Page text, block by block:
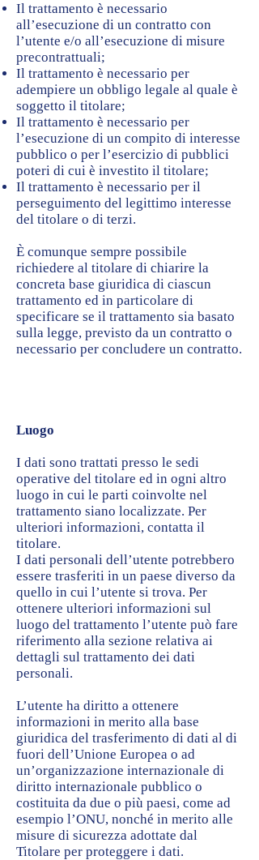
Il trattamento è necessario
all’esecuzione di un contratto con
l’utente e/o all’esecuzione di misure
precontrattuali;
Il trattamento è necessario per
adempiere un obbligo legale al quale è
soggetto il titolare;
Il trattamento è necessario per
l’esecuzione di un compito di interesse
pubblico o per l’esercizio di pubblici
poteri di cui è investito il titolare;
Il trattamento è necessario per il
perseguimento del legittimo interesse
del titolare o di terzi.
È comunque sempre possibile
richiedere al titolare di chiarire la
concreta base giuridica di ciascun
trattamento ed in particolare di
specificare se il trattamento sia basato
sulla legge, previsto da un contratto o
necessario per concludere un contratto.
Luogo
I dati sono trattati presso le sedi
operative del titolare ed in ogni altro
luogo in cui le parti coinvolte nel
trattamento siano localizzate. Per
ulteriori informazioni, contatta il
titolare.
I dati personali dell’utente potrebbero
essere trasferiti in un paese diverso da
quello in cui l’utente si trova. Per
ottenere ulteriori informazioni sul
luogo del trattamento l’utente può fare
riferimento alla sezione relativa ai
dettagli sul trattamento dei dati
personali.
L’utente ha diritto a ottenere
informazioni in merito alla base
giuridica del trasferimento di dati al di
fuori dell’Unione Europea o ad
un’organizzazione internazionale di
diritto internazionale pubblico o
costituita da due o più paesi, come ad
esempio l’ONU, nonché in merito alle
misure di sicurezza adottate dal
Titolare per proteggere i dati.